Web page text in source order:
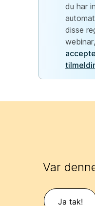
du har
disse
Var
Ja tak!